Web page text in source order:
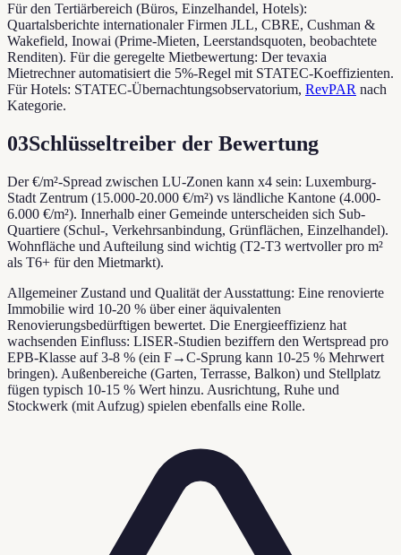
Für den Tertiärbereich (Büros, Einzelhandel, Hotels):
Quartalsberichte internationaler Firmen JLL, CBRE, Cushman &
Wakefield, Inowai (Prime-Mieten, Leerstandsquoten, beobachtete
Renditen). Für die geregelte Mietbewertung: Der tevaxia
Mietrechner automatisiert die 5%-Regel mit STATEC-Koeffizienten.
Für Hotels: STATEC-Übernachtungsobservatorium, RevPAR nach
Kategorie.
03Schlüsseltreiber der Bewertung
Der €/m²-Spread zwischen LU-Zonen kann x4 sein: Luxemburg-
Stadt Zentrum (15.000-20.000 €/m²) vs ländliche Kantone (4.000-
6.000 €/m²). Innerhalb einer Gemeinde unterscheiden sich Sub-
Quartiere (Schul-, Verkehrsanbindung, Grünflächen, Einzelhandel).
Wohnfläche und Aufteilung sind wichtig (T2-T3 wertvoller pro m²
als T6+ für den Mietmarkt).
Allgemeiner Zustand und Qualität der Ausstattung: Eine renovierte
Immobilie wird 10-20 % über einer äquivalenten
Renovierungsbedürftigen bewertet. Die Energieeffizienz hat
wachsenden Einfluss: LISER-Studien beziffern den Wertspread pro
EPB-Klasse auf 3-8 % (ein F→C-Sprung kann 10-25 % Mehrwert
bringen). Außenbereiche (Garten, Terrasse, Balkon) und Stellplatz
fügen typisch 10-15 % Wert hinzu. Ausrichtung, Ruhe und
Stockwerk (mit Aufzug) spielen ebenfalls eine Rolle.